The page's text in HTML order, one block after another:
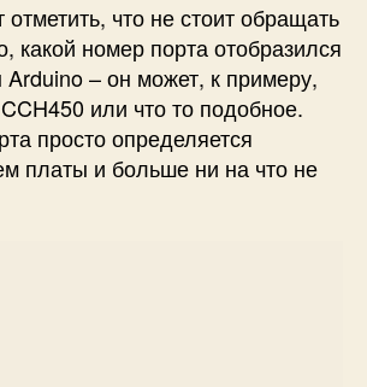
отметить, что не стоит обращать
какой номер порта отобразился
– он может, к примеру,
или что то подобное.
просто определяется
платы и больше ни на что не